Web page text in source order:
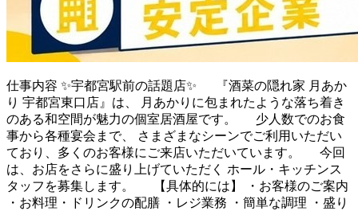
仕事内容 ✨宇都宮駅前の話題店✨ 『酒菜の隠れ家 月あか
り 宇都宮東口店』は、 月あかりに包まれたような落ち着き
のある和空間が魅力の個室居酒屋です。 少人数でのお食
事から各種宴会まで、 さまざまなシーンでご利用いただい
ており、多くのお客様にご来店いただいています。 今回
は、お店をさらに盛り上げていただく ホール・キッチンス
タッフを募集します。 【具体的には】 ・お客様のご案内
・お料理・ドリンクの配膳 ・レジ業務 ・簡単な調理 ・盛り